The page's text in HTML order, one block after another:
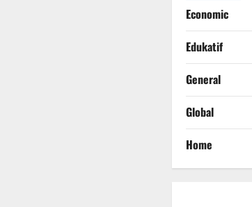
Economic
Edukatif
General
Global
Home